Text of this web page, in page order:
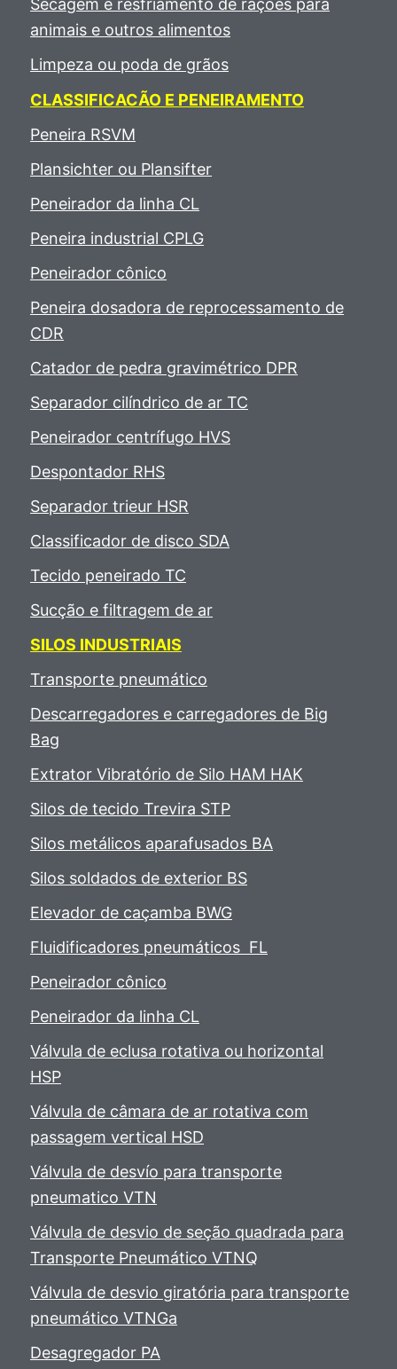
Secagem e resfriamento de rações para
animais e outros alimentos
Limpeza ou poda de grãos
CLASSIFICACÃO E PENEIRAMENTO
Peneira RSVM
Plansichter ou Plansifter
Peneirador da linha CL
Peneira industrial CPLG
Peneirador cônico
Peneira dosadora de reprocessamento de
CDR
Catador de pedra gravimétrico DPR
Separador cilíndrico de ar TC
Peneirador centrífugo HVS
Despontador RHS
Separador trieur HSR
Classificador de disco SDA
Tecido peneirado TC
Sucção e filtragem de ar
SILOS INDUSTRIAIS
Transporte pneumático
Descarregadores e carregadores de Big
Bag
Extrator Vibratório de Silo HAM HAK
Silos de tecido Trevira STP
Silos metálicos aparafusados BA
Silos soldados de exterior BS
Elevador de caçamba BWG
Fluidificadores pneumáticos FL
Peneirador cônico
Peneirador da linha CL
Válvula de eclusa rotativa ou horizontal
HSP
Válvula de câmara de ar rotativa com
passagem vertical HSD
Válvula de desvío para transporte
pneumatico VTN
Válvula de desvio de seção quadrada para
Transporte Pneumático VTNQ
Válvula de desvio giratória para transporte
pneumático VTNGa
Desagregador PA